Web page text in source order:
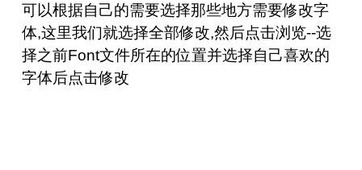
可以根据自己的需要选择那些地方需要修改字
体,这里我们就选择全部修改,然后点击浏览--选
择之前Font文件所在的位置并选择自己喜欢的
字体后点击修改